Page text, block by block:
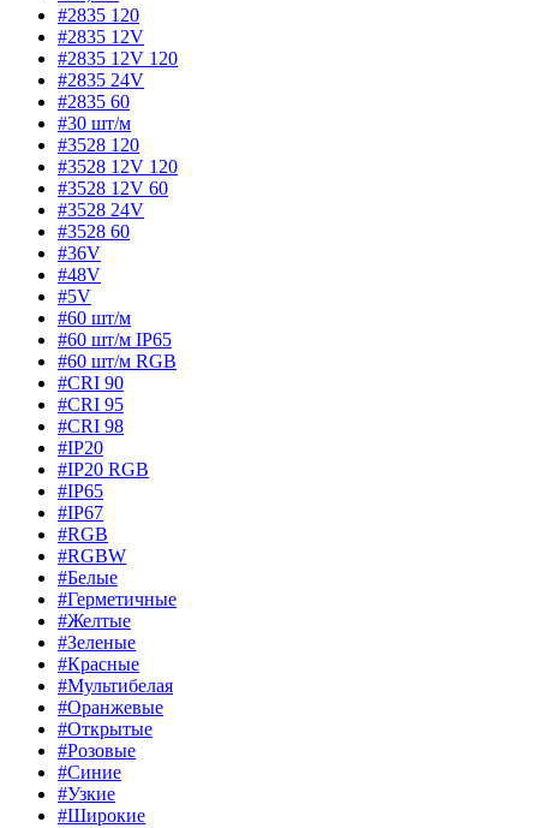
#2835 120
#2835 12V
#2835 12V 120
#2835 24V
#2835 60
#30 шт/м
#3528 120
#3528 12V 120
#3528 12V 60
#3528 24V
#3528 60
#36V
#48V
#5V
#60 шт/м
#60 шт/м IP65
#60 шт/м RGB
#CRI 90
#CRI 95
#CRI 98
#IP20
#IP20 RGB
#IP65
#IP67
#RGB
#RGBW
#Белые
#Герметичные
#Желтые
#Зеленые
#Красные
#Мультибелая
#Оранжевые
#Открытые
#Розовые
#Синие
#Узкие
#Широкие